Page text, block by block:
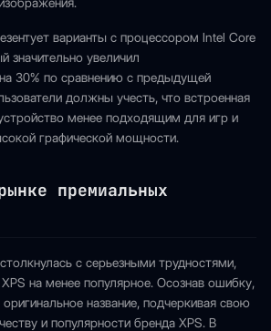
варианты с процессором Intel Core
значительно увеличил
30% по сравнению с предыдущей
должны учесть, что встроенная
менее подходящим для игр и
графической мощности.
премиальных
с серьезными трудностями,
на менее популярное. Осознав ошибку,
название, подчеркивая свою
и популярности бренда XPS. В